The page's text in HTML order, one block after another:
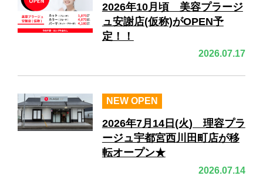
2026.07.17
2026年10月頃 美容プラージ
ュ安謝店(仮称)がOPEN予
定！！
NEW OPEN
2026.07.14
2026年7月14日(火) 理容プラ
ージュ宇都宮西川田町店が移
転オープン★